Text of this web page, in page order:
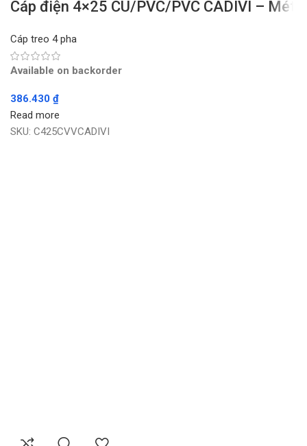
Cáp điện 4×25 CU/PVC/PVC CADIVI – Mét
Cáp treo 4 pha
Available on backorder
386.430 ₫
Read more
SKU: C425CVVCADIVI